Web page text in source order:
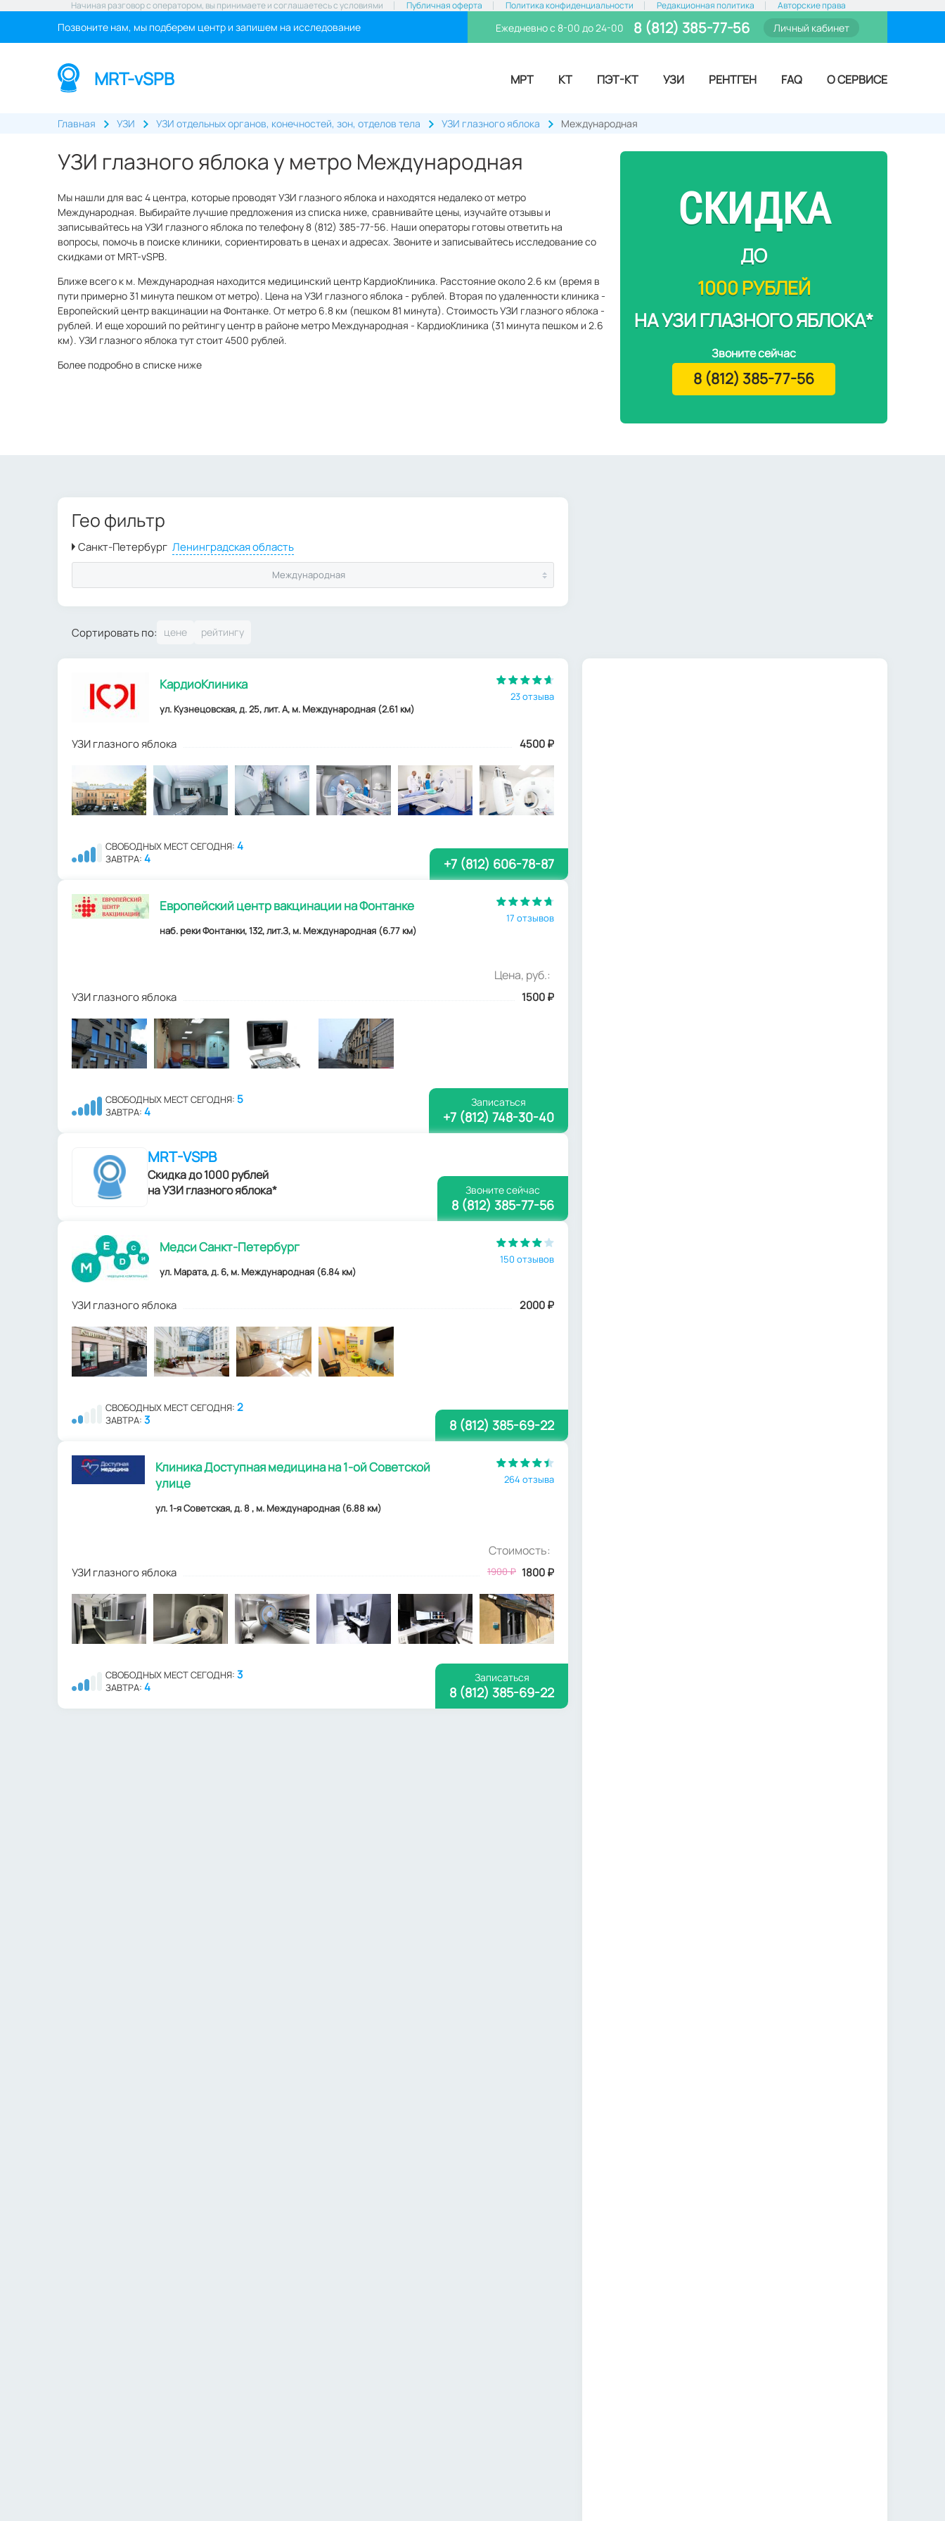
Начиная разговор с оператором, вы принимаете и соглашаетесь с условиями Публичная оферта Политика конфиденциальности Редакционная политика Авторские права
Позвоните нам, мы подберем центр и запишем на исследование Ежедневно с 8-00 до 24-00 8 (812) 385-77-56 Личный кабинет
MRT-vSPB МРТ КТ ПЭТ-КТ УЗИ РЕНТГЕН FAQ О СЕРВИСЕ
Главная УЗИ УЗИ отдельных органов, конечностей, зон, отделов тела УЗИ глазного яблока Международная
УЗИ глазного яблока у метро Международная
Мы нашли для вас 4 центра, которые проводят УЗИ глазного яблока и находятся недалеко от метро
Международная. Выбирайте лучшие предложения из списка ниже, сравнивайте цены, изучайте отзывы и
записывайтесь на УЗИ глазного яблока по телефону 8 (812) 385-77-56. Наши операторы готовы ответить на
вопросы, помочь в поиске клиники, сориентировать в ценах и адресах. Звоните и записывайтесь исследование со
скидками от MRT-vSPB.
Ближе всего к м. Международная находится медицинский центр КардиоКлиника. Расстояние около 2.6 км (время в
пути примерно 31 минута пешком от метро). Цена на УЗИ глазного яблока - рублей. Вторая по удаленности клиника -
Европейский центр вакцинации на Фонтанке. От метро 6.8 км (пешком 81 минута). Стоимость УЗИ глазного яблока -
рублей. И еще хороший по рейтингу центр в районе метро Международная - КардиоКлиника (31 минута пешком и 2.6
км). УЗИ глазного яблока тут стоит 4500 рублей.
Более подробно в списке ниже
СКИДКА
ДО
1000 РУБЛЕЙ
НА УЗИ ГЛАЗНОГО ЯБЛОКА*
Звоните сейчас
8 (812) 385-77-56
Гео фильтр
Международная
Сортировать по:
КардиоКлиника
ул. Кузнецовская, д. 25, лит. А, м. Международная (2.61 км)
23 отзыва
УЗИ глазного яблока 4500₽
СВОБОДНЫХ МЕСТ СЕГОДНЯ: 4
ЗАВТРА: 4 +7 (812) 606-78-87
Европейский центр вакцинации на Фонтанке
наб. реки Фонтанки, 132, лит.З, м. Международная (6.77 км)
17 отзывов
Цена, руб.:
УЗИ глазного яблока 1500₽
СВОБОДНЫХ МЕСТ СЕГОДНЯ: 5
ЗАВТРА: 4
Записаться
+7 (812) 748-30-40
MRT-VSPB
Скидка до 1000 рублей
на УЗИ глазного яблока*
Звоните сейчас
8 (812) 385-77-56
Медси Санкт-Петербург
ул. Марата, д. 6, м. Международная (6.84 км)
150 отзывов
УЗИ глазного яблока 2000₽
СВОБОДНЫХ МЕСТ СЕГОДНЯ: 2
ЗАВТРА: 3 8 (812) 385-69-22
Клиника Доступная медицина на 1-ой Советской
улице
ул. 1-я Советская, д. 8 , м. Международная (6.88 км)
264 отзыва
Стоимость:
УЗИ глазного яблока 1900₽ 1800₽
СВОБОДНЫХ МЕСТ СЕГОДНЯ: 3
ЗАВТРА: 4
Записаться
8 (812) 385-69-22